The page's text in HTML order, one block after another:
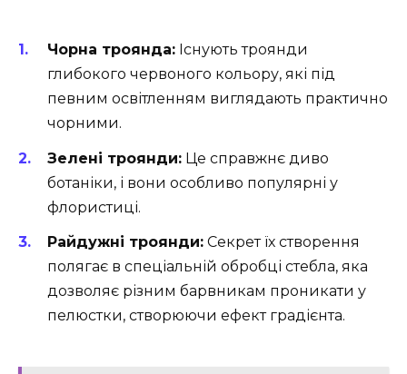
Чорна троянда: Існують троянди
глибокого червоного кольору, які під
певним освітленням виглядають практично
чорними.
Зелені троянди: Це справжнє диво
ботаніки, і вони особливо популярні у
флористиці.
Райдужні троянди: Секрет їх створення
полягає в спеціальній обробці стебла, яка
дозволяє різним барвникам проникати у
пелюстки, створюючи ефект градієнта.